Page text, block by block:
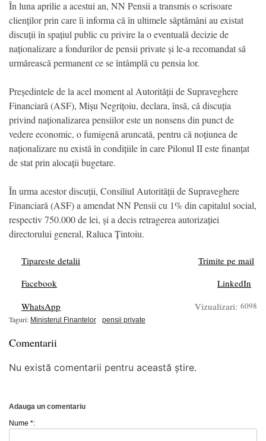
În luna aprilie a acestui an, NN Pensii a transmis o scrisoare
clienților prin care îi informa că în ultimele săptămâni au existat
discuții în spațiul public cu privire la o eventuală decizie de
naționalizare a fondurilor de pensii private și le-a recomandat să
urmărească permanent ce se întâmplă cu pensia lor.
Președintele de la acel moment al Autorității de Supraveghere
Financiară (ASF), Mișu Negrițoiu, declara, însă, că discuția
privind naționalizarea pensiilor este un nonsens din punct de
vedere economic, o fumigenă aruncată, pentru că noțiunea de
naționalizare nu există în condițiile în care Pilonul II este finanțat
de stat prin alocații bugetare.
În urma acestor discuții, Consiliul Autorității de Supraveghere
Financiară (ASF) a amendat NN Pensii cu 1% din capitalul social,
respectiv 750.000 de lei, și a decis retragerea autorizației
directorului general, Raluca Țintoiu.
Tipareste detalii
Trimite pe mail
Facebook
LinkedIn
WhatsApp
Vizualizari: 6098
Taguri: Ministerul Finantelor pensii private
Comentarii
Nu există comentarii pentru această știre.
Adauga un comentariu
Nume *: